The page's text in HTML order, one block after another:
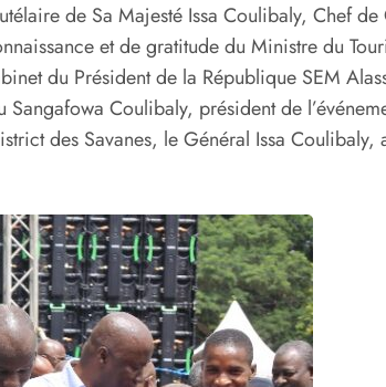
de Sa Majesté Issa Coulibaly, Chef
et de gratitude du Ministre du
du Président de la République SEM
Coulibaly, président de
des Savanes, le Général Issa Coulibaly,